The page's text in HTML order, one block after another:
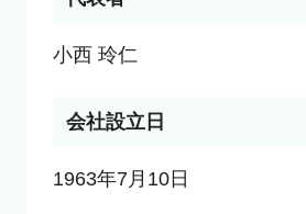
小西 玲仁
会社設立日
1963年7月10日